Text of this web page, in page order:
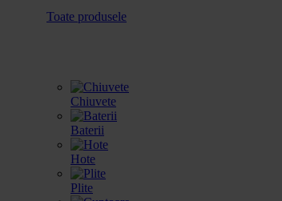
Toate produsele
Chiuvete
Baterii
Hote
Plite